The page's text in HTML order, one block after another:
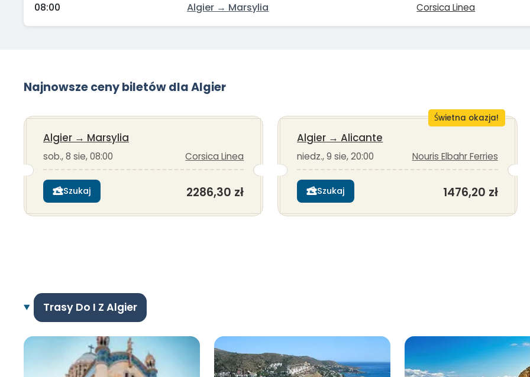
08:00 Algier → Marsylia Corsica Linea
Najnowsze ceny biletów dla Algier
Algier → Marsylia
sob., 8 sie, 08:00 Corsica Linea
Szukaj 2286,30 zł
Świetna okazja!
Algier →Alicante
niedz., 9 sie, 20:00 Nouris Elbahr Ferries
Szukaj 1476,20 zł
Trasy Do I Z Algier